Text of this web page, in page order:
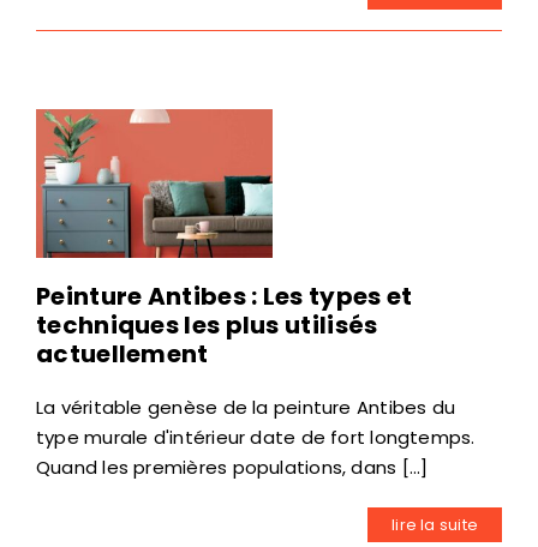
Peinture Antibes : Les types et
techniques les plus utilisés
actuellement
La véritable genèse de la peinture Antibes du
type murale d'intérieur date de fort longtemps.
Quand les premières populations, dans [...]
lire la suite